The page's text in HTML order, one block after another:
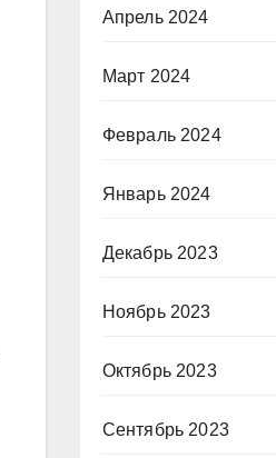
Апрель 2024
Март 2024
Февраль 2024
Январь 2024
Декабрь 2023
Ноябрь 2023
Октябрь 2023
Сентябрь 2023